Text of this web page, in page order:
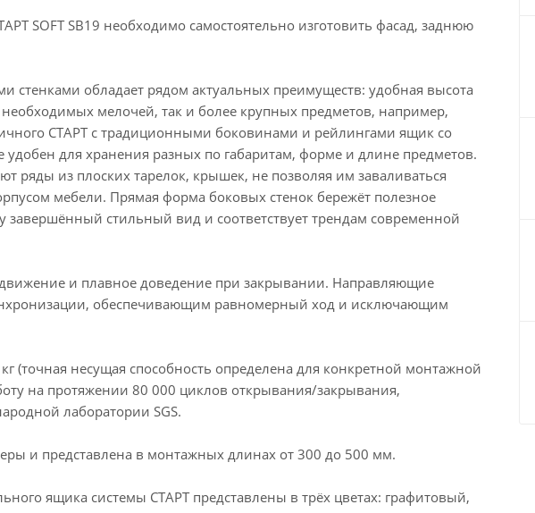
SOFT SB19 необходимо самостоятельно изготовить фасад, заднюю
стенками обладает рядом актуальных преимуществ: удобная высота
мелочей, так и более крупных предметов, например,
СТАРТ с традиционными боковинами и рейлингами ящик со
для хранения разных по габаритам, форме и длине предметов.
из плоских тарелок, крышек, не позволяя им заваливаться
мебели. Прямая форма боковых стенок бережёт полезное
стильный вид и соответствует трендам современной
и плавное доведение при закрывании. Направляющие
обеспечивающим равномерный ход и исключающим
(точная несущая способность определена для конкретной монтажной
на протяжении 80 000 циклов открывания/закрывания,
лаборатории SGS.
и представлена в монтажных длинах от 300 до 500 мм.
ящика системы СТАРТ представлены в трёх цветах: графитовый,